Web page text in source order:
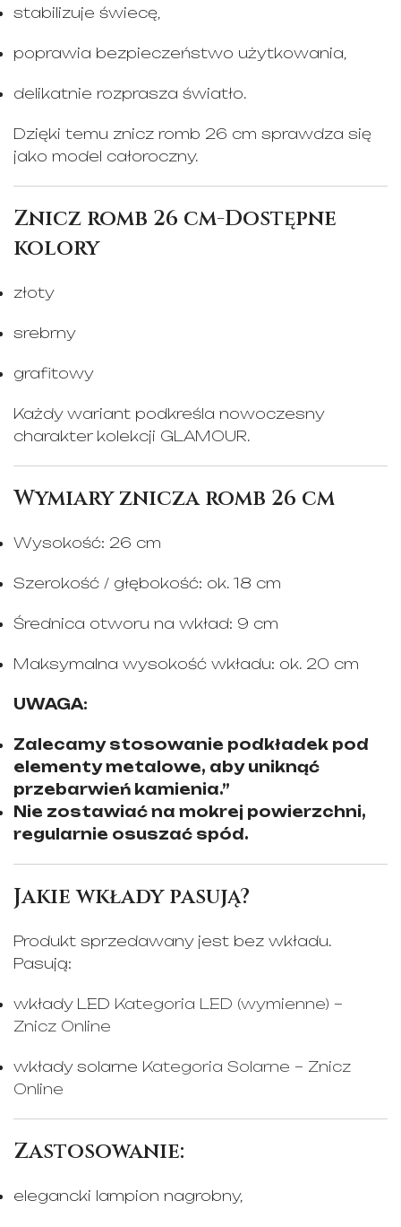
stabilizuje świecę,
poprawia bezpieczeństwo użytkowania,
delikatnie rozprasza światło.
Dzięki temu znicz romb 26 cm sprawdza się
jako model całoroczny.
Znicz romb 26 cm-Dostępne
kolory
złoty
srebrny
grafitowy
Każdy wariant podkreśla nowoczesny
charakter kolekcji GLAMOUR.
Wymiary znicza romb 26 cm
Wysokość: 26 cm
Szerokość / głębokość: ok. 18 cm
Średnica otworu na wkład: 9 cm
Maksymalna wysokość wkładu: ok. 20 cm
UWAGA:
Zalecamy stosowanie podkładek pod
elementy metalowe, aby uniknąć
przebarwień kamienia.”
Nie zostawiać na mokrej powierzchni,
regularnie osuszać spód.
Jakie wkłady pasują?
Produkt sprzedawany jest bez wkładu.
Pasują:
wkłady LED Kategoria LED (wymienne) –
Znicz Online
wkłady solarne Kategoria Solarne – Znicz
Online
Zastosowanie:
elegancki lampion nagrobny,